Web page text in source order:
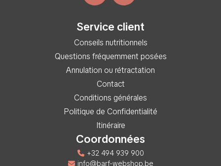
Service client
Conseils nutritionnels
Questions fréquemment posées
Annulation ou rétractation
Contact
Conditions générales
Politique de Confidentialité
Itinéraire
Coordonnées
+32 494 939 900
info@barf-webshop.be